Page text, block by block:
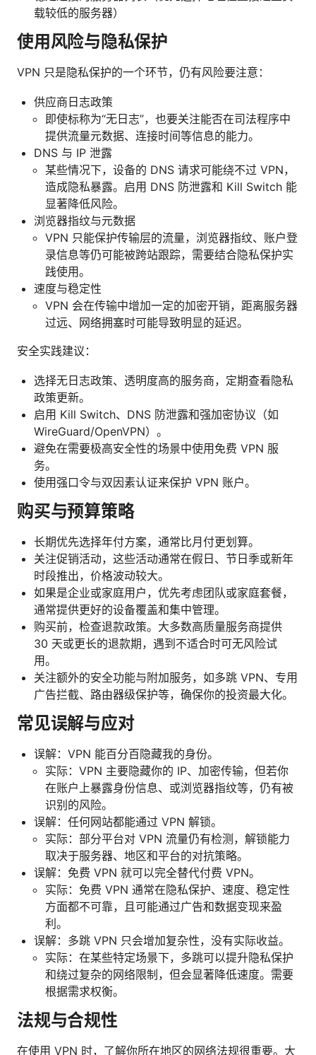
载较低的服务器）
使用风险与隐私保护
VPN 只是隐私保护的一个环节，仍有风险要注意：
供应商日志政策
即使标称为“无日志”，也要关注能否在司法程序中
提供流量元数据、连接时间等信息的能力。
DNS 与 IP 泄露
某些情况下，设备的 DNS 请求可能绕不过 VPN，
造成隐私暴露。启用 DNS 防泄露和 Kill Switch 能
显著降低风险。
浏览器指纹与元数据
VPN 只能保护传输层的流量，浏览器指纹、账户登
录信息等仍可能被跨站跟踪，需要结合隐私保护实
践使用。
速度与稳定性
VPN 会在传输中增加一定的加密开销，距离服务器
过远、网络拥塞时可能导致明显的延迟。
安全实践建议：
选择无日志政策、透明度高的服务商，定期查看隐私
政策更新。
启用 Kill Switch、DNS 防泄露和强加密协议（如
WireGuard/OpenVPN）。
避免在需要极高安全性的场景中使用免费 VPN 服
务。
使用强口令与双因素认证来保护 VPN 账户。
购买与预算策略
长期优先选择年付方案，通常比月付更划算。
关注促销活动，这些活动通常在假日、节日季或新年
时段推出，价格波动较大。
如果是企业或家庭用户，优先考虑团队或家庭套餐，
通常提供更好的设备覆盖和集中管理。
购买前，检查退款政策。大多数高质量服务商提供
30 天或更长的退款期，遇到不适合时可无风险试
用。
关注额外的安全功能与附加服务，如多跳 VPN、专用
广告拦截、路由器级保护等，确保你的投资最大化。
常见误解与应对
误解：VPN 能百分百隐藏我的身份。
实际：VPN 主要隐藏你的 IP、加密传输，但若你
在账户上暴露身份信息、或浏览器指纹等，仍有被
识别的风险。
误解：任何网站都能通过 VPN 解锁。
实际：部分平台对 VPN 流量仍有检测，解锁能力
取决于服务器、地区和平台的对抗策略。
误解：免费 VPN 就可以完全替代付费 VPN。
实际：免费 VPN 通常在隐私保护、速度、稳定性
方面都不可靠，且可能通过广告和数据变现来盈
利。
误解：多跳 VPN 只会增加复杂性，没有实际收益。
实际：在某些特定场景下，多跳可以提升隐私保护
和绕过复杂的网络限制，但会显著降低速度。需要
根据需求权衡。
法规与合规性
在使用 VPN 时，了解你所在地区的网络法规很重要。大